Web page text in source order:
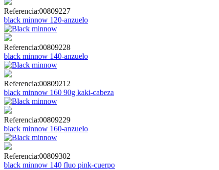
Referencia:00809227
black minnow 120-anzuelo
Referencia:00809228
black minnow 140-anzuelo
Referencia:00809212
black minnow 160 90g kaki-cabeza
Referencia:00809229
black minnow 160-anzuelo
Referencia:00809302
black minnow 140 fluo pink-cuerpo